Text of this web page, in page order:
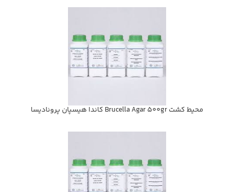
محيط كشت Brucella Agar 500gr كاندا هيسپان پروناديسا